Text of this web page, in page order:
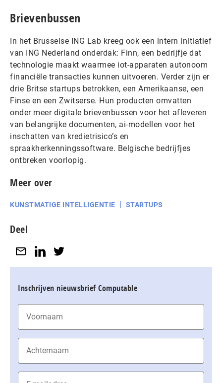
Brievenbussen
In het Brusselse ING Lab kreeg ook een intern initiatief
van ING Nederland onderdak: Finn, een bedrijfje dat
technologie maakt waarmee iot-apparaten autonoom
financiële transacties kunnen uitvoeren. Verder zijn er
drie Britse startups betrokken, een Amerikaanse, een
Finse en een Zwitserse. Hun producten omvatten
onder meer digitale brievenbussen voor het afleveren
van belangrijke documenten, ai-modellen voor het
inschatten van kredietrisico’s en
spraakherkenningssoftware. Belgische bedrijfjes
ontbreken voorlopig.
Meer over
KUNSTMATIGE INTELLIGENTIE STARTUPS
Deel
Inschrijven nieuwsbrief Computable